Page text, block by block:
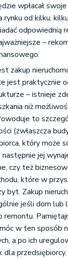
wpłacał swoje
rynku od kilku,
odpowiednią
–
zakup
jest praktycznie
– istnieje
niż
to
(zwłaszcza
który może
następnie jej
czy też
które w
byt. Zakup
jeśli dom lub
remontu.
w ten sposób
a po ich
dla